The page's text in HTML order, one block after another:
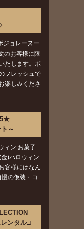
ジョレーヌー
のお客様に限
たします。ボ
フレッシュで
楽しみくださ
～
ィン お菓子
)ハロウィン
客様にはなん
の仮装・コ
ンタル□